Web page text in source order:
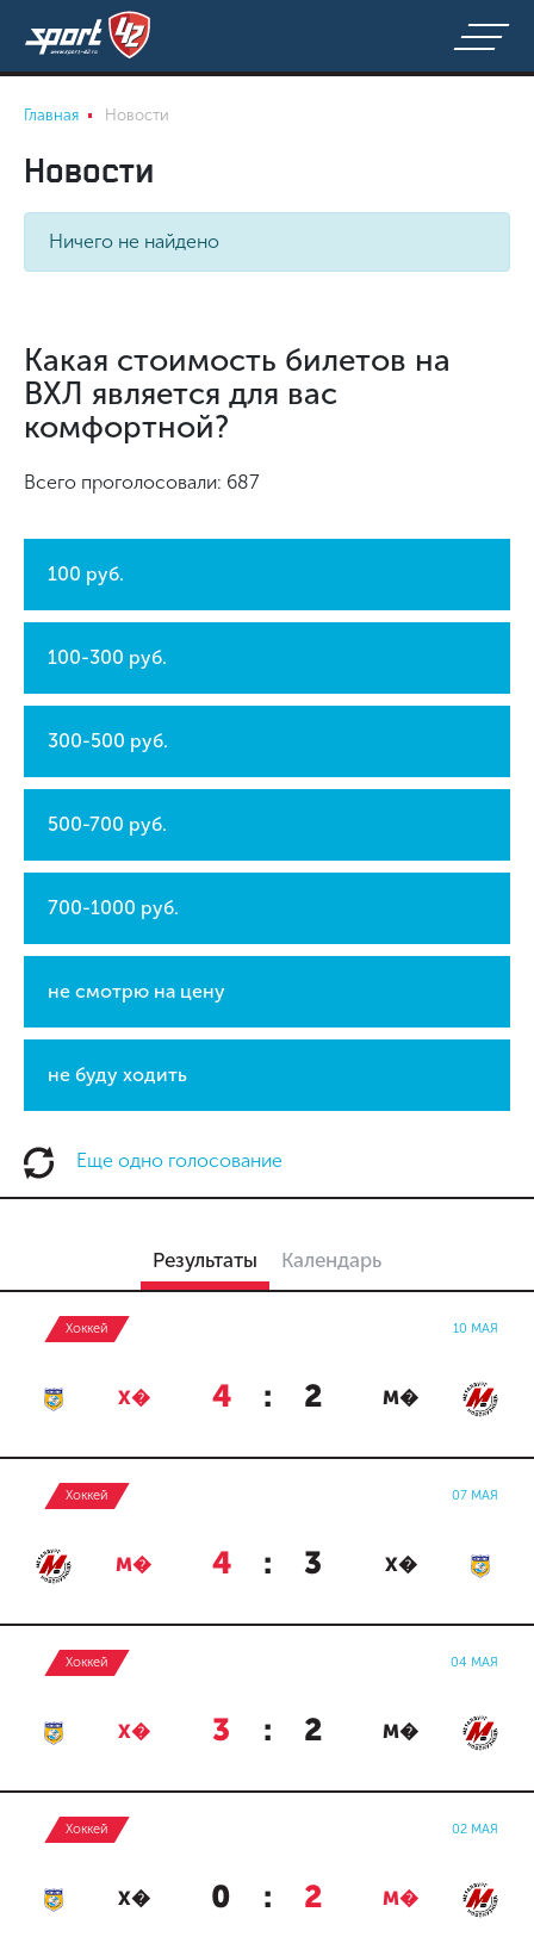
Главная Новости
Новости
Ничего не найдено
Какая стоимость билетов на
ВХЛ является для вас
комфортной?
Всего проголосовали: 687
100 руб.
100-300 руб.
300-500 руб.
500-700 руб.
700-1000 руб.
не смотрю на цену
не буду ходить
Еще одно голосование
Результаты Календарь
Хоккей 10 МАЯ
Х� 4 : 2 М�
Хоккей 07 МАЯ
М� 4 : 3 Х�
Хоккей 04 МАЯ
Х� 3 : 2 М�
Хоккей 02 МАЯ
Х� 0 : 2 М�